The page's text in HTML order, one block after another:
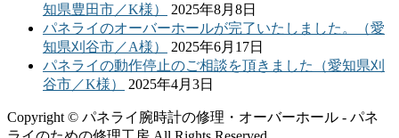
知県豊田市／K様）
2025年8月8日
パネライのオーバーホールが完了いたしました。（愛
知県刈谷市／A様）
2025年6月17日
パネライの動作停止のご相談を頂きました（愛知県刈
谷市／K様）
2025年4月3日
Copyright © パネライ腕時計の修理・オーバーホール - パネ